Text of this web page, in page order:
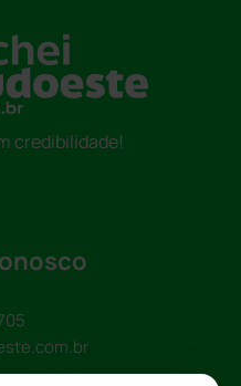
credibilidade!